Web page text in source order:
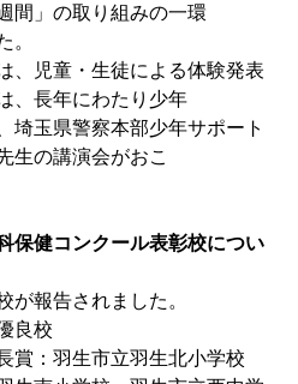
間」の取り組みの一環
児童・生徒による体験発表
、長年にわたり少年
玉県警察本部少年サポート
生の講演会がおこ
保健コンクール表彰校につい
報告されました。
良校
：羽生市立羽生北小学校